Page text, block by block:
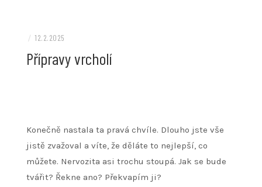
/ 12.2.2025
Přípravy vrcholí
Konečně nastala ta pravá chvíle. Dlouho jste vše
jistě zvažoval a víte, že děláte to nejlepší, co
můžete. Nervozita asi trochu stoupá. Jak se bude
tvářit? Řekne ano? Překvapím ji?